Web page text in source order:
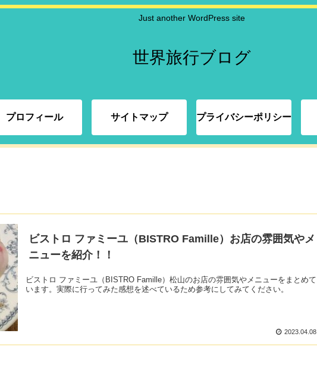
Just another WordPress site
世界旅行ブログ
プロフィール サイトマップ プライバシーポリシー
ビストロ ファミーユ（BISTRO Famille）お店の雰囲気やメ
ニューを紹介！！
ビストロ ファミーユ（BISTRO Famille）松山のお店の雰囲気やメニューをまとめて
います。実際に行ってみた感想を述べているため参考にしてみてください。
2023.04.08